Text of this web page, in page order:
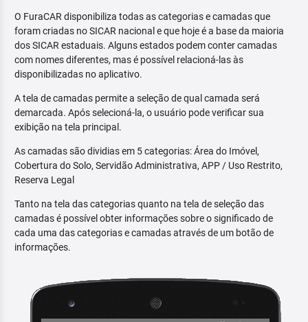
O FuraCAR disponibiliza todas as categorias e camadas que
foram criadas no SICAR nacional e que hoje é a base da maioria
dos SICAR estaduais. Alguns estados podem conter camadas
com nomes diferentes, mas é possível relacioná-las às
disponibilizadas no aplicativo.
A tela de camadas permite a seleção de qual camada será
demarcada. Após selecioná-la, o usuário pode verificar sua
exibição na tela principal.
As camadas são dividias em 5 categorias: Área do Imóvel,
Cobertura do Solo, Servidão Administrativa, APP / Uso Restrito,
Reserva Legal
Tanto na tela das categorias quanto na tela de seleção das
camadas é possível obter informações sobre o significado de
cada uma das categorias e camadas através de um botão de
informações.